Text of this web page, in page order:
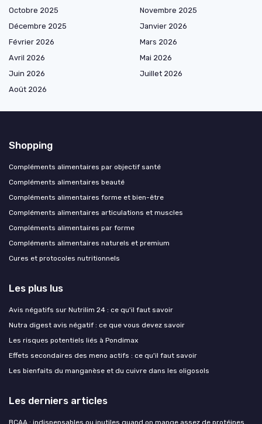
Octobre 2025
Novembre 2025
Décembre 2025
Janvier 2026
Février 2026
Mars 2026
Avril 2026
Mai 2026
Juin 2026
Juillet 2026
Août 2026
Shopping
Compléments alimentaires par objectif santé
Compléments alimentaires beauté
Compléments alimentaires forme et bien-être
Compléments alimentaires articulations et muscles
Compléments alimentaires par forme
Compléments alimentaires naturels et premium
Cures et protocoles nutritionnels
Les plus lus
Avis négatifs sur Nutrilim 24 : ce qu'il faut savoir
Nutra digest avis négatif : ce que vous devez savoir
Les risques potentiels liés à Pondimax
Effets secondaires des meno actifs : ce qu'il faut savoir
Les bienfaits du manganèse et du cuivre dans les oligosols
Les derniers articles
BCAA : indispensables ou inutiles quand on mange assez de protéines